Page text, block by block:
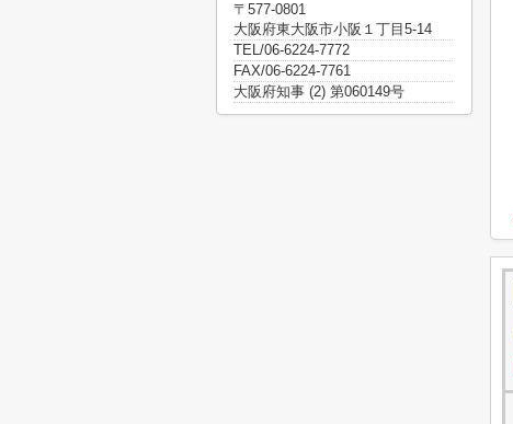
〒577-0801
大阪府東大阪市小阪１丁目5-14
TEL/06-6224-7772
FAX/06-6224-7761
大阪府知事 (2) 第060149号